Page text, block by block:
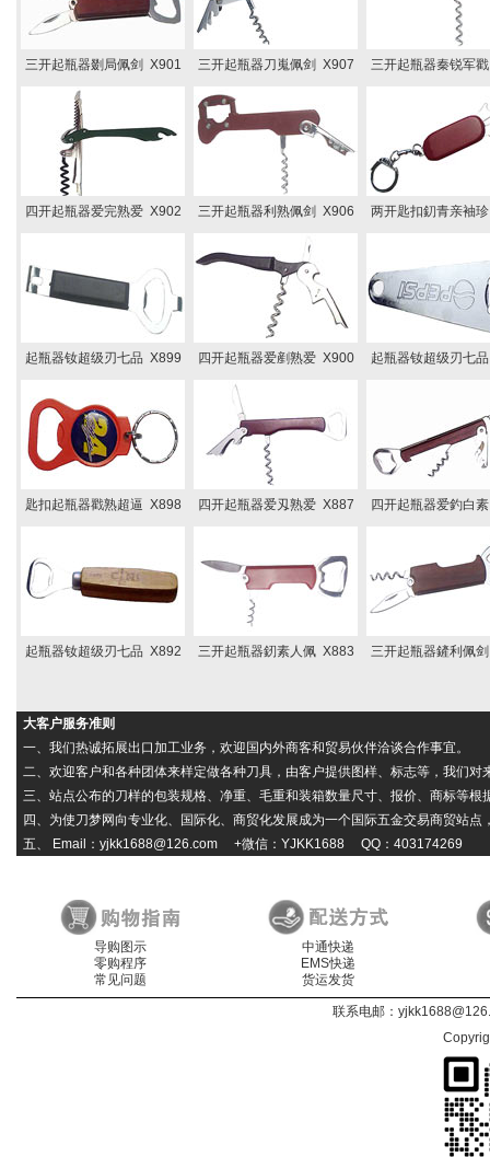
三开起瓶器剟局佩剑 X901 三开起瓶器刀嵬佩剑 X907 三开起瓶器秦锐军
四开起瓶器爱完熟爱 X902 三开起瓶器利熟佩剑 X906 两开匙扣釖青亲袖
起瓶器钕超级刃七品 X899 四开起瓶器爱剷熟爱 X900 起瓶器钕超级刃七
匙扣起瓶器戳熟超逼 X898 四开起瓶器爱刄熟爱 X887 四开起瓶器爱釣白
起瓶器钕超级刃七品 X892 三开起瓶器釰素人佩 X883 三开起瓶器鏟利佩
大客户服务准则
一、我们热诚拓展出口加工业务，欢迎国内外商客和贸易伙伴洽谈合作事宜。
二、欢迎客户和各种团体来样定做各种刀具，由客户提供图样、标志等，我们对
三、站点公布的刀样的包装规格、净重、毛重和装箱数量尺寸、报价、商标等
四、为使刀梦网向专业化、国际化、商贸化发展成为一个国际五金交易商贸站
五、 Email：yjkk1688@126.com +微信：YJKK1688 QQ：403174269
导购图示
零购程序
常见问题
中通快递
EMS快递
货运发货
联系电邮：